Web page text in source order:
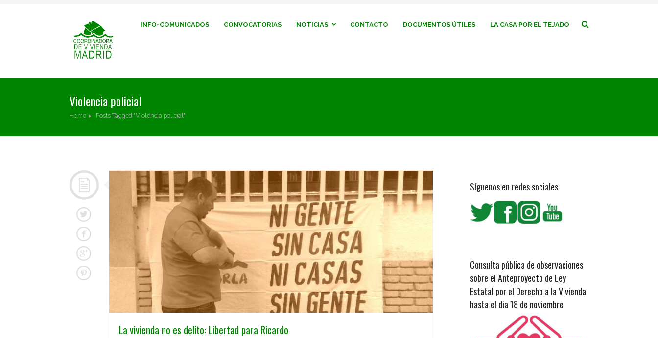
INFO-COMUNICADOS CONVOCATORIAS NOTICIAS CONTACTO DOCUMENTOS ÚTILES LA CASA POR EL TEJADO
Violencia policial
Home Posts Tagged "Violencia policial"
La vivienda no es delito: Libertad para Ricardo
Síguenos en redes sociales
Consulta pública de observaciones
sobre el Anteproyecto de Ley
Estatal por el Derecho a la Vivienda
hasta el dia 18 de noviembre